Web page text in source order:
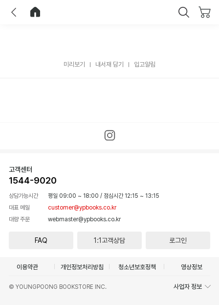
미리보기 내서재 담기 입고알림
고객센터
1544-9020
상담가능시간 평일 09:00 ~ 18:00 / 점심시간 12:15 ~ 13:15
대표 메일
customer@ypbooks.co.kr
대량 주문
webmaster@ypbooks.co.kr
FAQ 1:1고객상담 로그인
이용약관 개인정보처리방침 청소년보호정책 영상정보
© YOUNGPOONG BOOKSTORE INC. 사업자 정보